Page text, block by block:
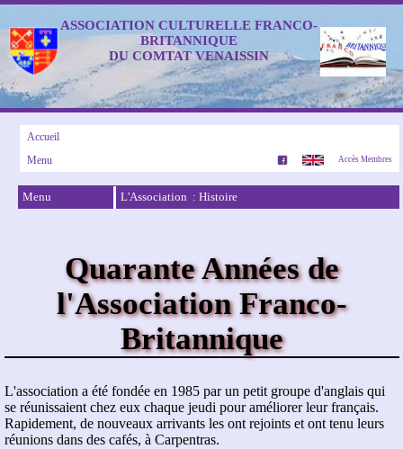
ASSOCIATION CULTURELLE FRANCO-
BRITANNIQUE
DU COMTAT VENAISSIN
Accueil
Menu Accès Membres
Menu L'Association : Histoire
Quarante Années de
l'Association Franco-
Britannique
L'association a été fondée en 1985 par un petit groupe d'anglais qui
se réunissaient chez eux chaque jeudi pour améliorer leur français.
Rapidement, de nouveaux arrivants les ont rejoints et ont tenu leurs
réunions dans des cafés, à Carpentras.